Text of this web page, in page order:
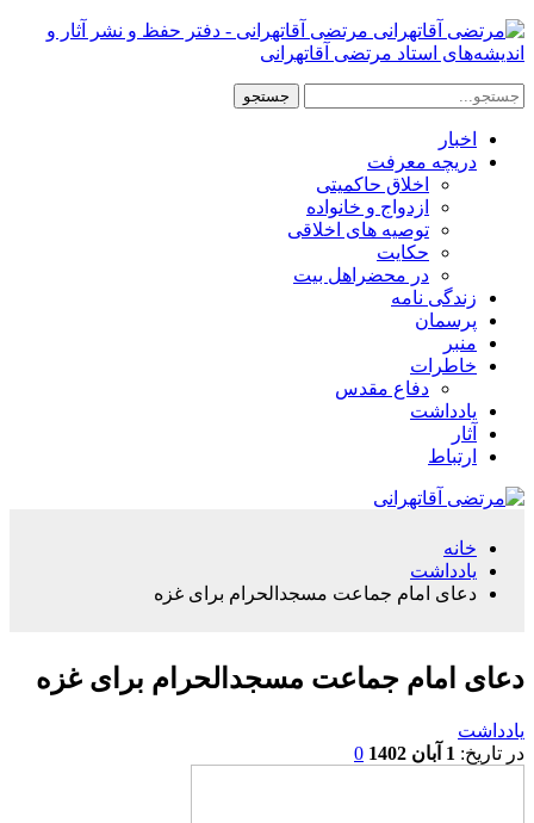
مرتضی آقاتهرانی - دفتر حفظ و نشر آثار و
اندیشه‌های استاد مرتضی آقاتهرانی
اخبار
دریچه معرفت
اخلاق حاکمیتی
ازدواج و خانواده
توصیه های اخلاقی
حکایت
در محضراهل بیت
زندگی نامه
پرسمان
منبر
خاطرات
دفاع مقدس
یادداشت
آثار
ارتباط
خانه
یادداشت
دعای امام جماعت مسجدالحرام برای غزه
دعای امام جماعت مسجدالحرام برای غزه
یادداشت
در تاریخ: 1 آبان 1402 0